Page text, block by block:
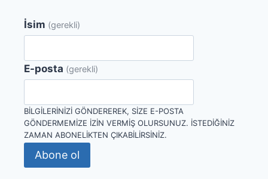
İsim (gerekli)
E-posta (gerekli)
BILGILERINIZI GÖNDEREREK, SIZE E-POSTA
GÖNDERMEMIZE IZIN VERMIŞ OLURSUNUZ. İSTEDIĞINIZ
ZAMAN ABONELIKTEN ÇIKABILIRSINIZ.
Abone ol